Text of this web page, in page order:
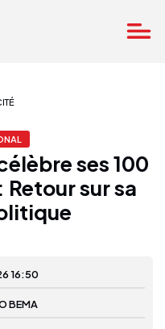
ses 100
Retour sur sa
16:50
BEMA